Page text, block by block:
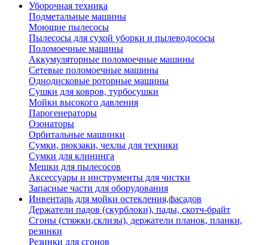
Уборочная техника
Подметальные машины
Моющие пылесосы
Пылесосы для сухой уборки и пылеводососы
Поломоечные машины
Аккумуляторные поломоечные машины
Сетевые поломоечные машины
Однодисковые роторные машины
Сушки для ковров, турбосушки
Мойки высокого давления
Парогенераторы
Озонаторы
Орбитальные машинки
Сумки, рюкзаки, чехлы для техники
Сумки для клининга
Мешки для пылесосов
Аксессуары и инструменты для чистки
Запасные части для оборудования
Инвентарь для мойки остекления,фасадов
Держатели падов (скурблоки), пады, скотч-брайт
Сгоны (стяжки,склизы), держатели планок, планки,
резинки
Резинки для сгонов